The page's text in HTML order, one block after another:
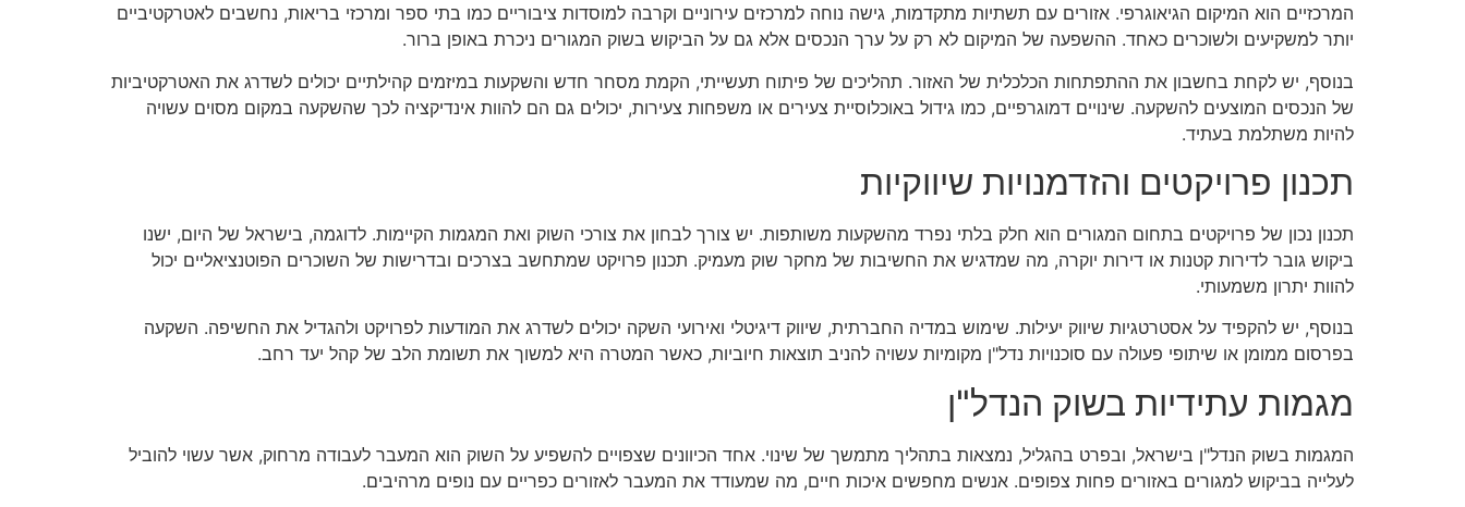
המרכזיים הוא המיקום הגיאוגרפי. אזורים עם תשתיות מתקדמות, גישה נוחה למרכזים עירוניים וקרבה למוסדות ציבוריים כמו בתי ספר ומרכזי בריאות, נחשבים לאטרקטיביים
יותר למשקיעים ולשוכרים כאחד. ההשפעה של המיקום לא רק על ערך הנכסים אלא גם על הביקוש בשוק המגורים ניכרת באופן ברור.
בנוסף, יש לקחת בחשבון את ההתפתחות הכלכלית של האזור. תהליכים של פיתוח תעשייתי, הקמת מסחר חדש והשקעות במיזמים קהילתיים יכולים לשדרג את האטרקטיביות
של הנכסים המוצעים להשקעה. שינויים דמוגרפיים, כמו גידול באוכלוסיית צעירים או משפחות צעירות, יכולים גם הם להוות אינדיקציה לכך שהשקעה במקום מסוים עשויה
להיות משתלמת בעתיד.
תכנון פרויקטים והזדמנויות שיווקיות
תכנון נכון של פרויקטים בתחום המגורים הוא חלק בלתי נפרד מהשקעות משותפות. יש צורך לבחון את צורכי השוק ואת המגמות הקיימות. לדוגמה, בישראל של היום, ישנו
ביקוש גובר לדירות קטנות או דירות יוקרה, מה שמדגיש את החשיבות של מחקר שוק מעמיק. תכנון פרויקט שמתחשב בצרכים ובדרישות של השוכרים הפוטנציאליים יכול
להוות יתרון משמעותי.
בנוסף, יש להקפיד על אסטרטגיות שיווק יעילות. שימוש במדיה החברתית, שיווק דיגיטלי ואירועי השקה יכולים לשדרג את המודעות לפרויקט ולהגדיל את החשיפה. השקעה
בפרסום ממומן או שיתופי פעולה עם סוכנויות נדל"ן מקומיות עשויה להניב תוצאות חיוביות, כאשר המטרה היא למשוך את תשומת הלב של קהל יעד רחב.
מגמות עתידיות בשוק הנדל"ן
המגמות בשוק הנדל"ן בישראל, ובפרט בהגליל, נמצאות בתהליך מתמשך של שינוי. אחד הכיוונים שצפויים להשפיע על השוק הוא המעבר לעבודה מרחוק, אשר עשוי להוביל
לעלייה בביקוש למגורים באזורים פחות צפופים. אנשים מחפשים איכות חיים, מה שמעודד את המעבר לאזורים כפריים עם נופים מרהיבים.